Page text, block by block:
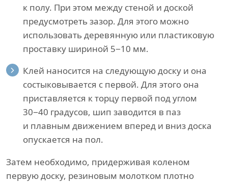
к полу. При этом между стеной и доской
предусмотреть зазор. Для этого можно
использовать деревянную или пластиковую
проставку шириной 5−10 мм.
Клей наносится на следующую доску и она
состыковывается с первой. Для этого она
приставляется к торцу первой под углом
30−40 градусов, шип заводится в паз
и плавным движением вперед и вниз доска
опускается на пол.
Затем необходимо, придерживая коленом
первую доску, резиновым молотком плотно